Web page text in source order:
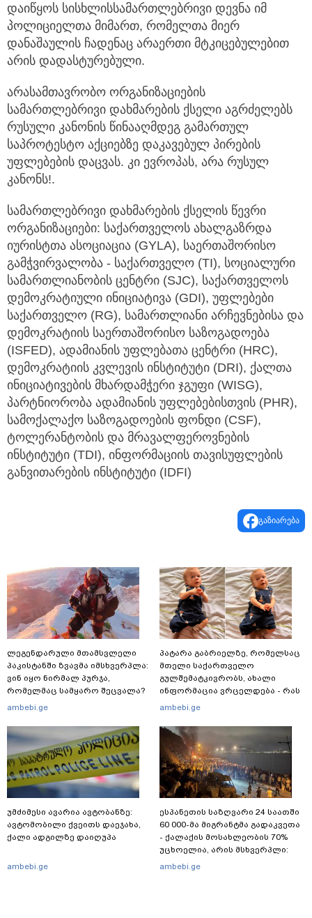
დაიწყოს სისხლისსამართლებრივი დევნა იმ
პოლიციელთა მიმართ, რომელთა მიერ
დანაშაულის ჩადენაც არაერთი მტკიცებულებით
არის დადასტურებული.
არასამთავრობო ორგანიზაციების
სამართლებრივი დახმარების ქსელი აგრძელებს
რუსული კანონის წინააღმდეგ გამართულ
საპროტესტო აქციებზე დაკავებულ პირების
უფლებების დაცვას. კი ევროპას, არა რუსულ
კანონს!.
სამართლებრივი დახმარების ქსელის წევრი
ორგანიზაციები: საქართველოს ახალგაზრდა
იურისტთა ასოციაცია (GYLA), საერთაშორისო
გამჭვირვალობა - საქართველო (TI), სოციალური
სამართლიანობის ცენტრი (SJC), საქართველოს
დემოკრატიული ინიციატივა (GDI), უფლებები
საქართველო (RG), სამართლიანი არჩევნებისა და
დემოკრატიის საერთაშორისო საზოგადოება
(ISFED), ადამიანის უფლებათა ცენტრი (HRC),
დემოკრატიის კვლევის ინსტიტუტი (DRI), ქალთა
ინიციატივების მხარდამჭერი ჯგუფი (WISG),
პარტნიორობა ადამიანის უფლებებისთვის (PHR),
სამოქალაქო საზოგადოების ფონდი (CSF),
ტოლერანტობის და მრავალფეროვნების
ინსტიტუტი (TDI), ინფორმაციის თავისუფლების
განვითარების ინსტიტუტი (IDFI)
გაზიარება
ლეგენდარული მთამსვლელი
პაკისტანში ზვავმა იმსხვერპლა:
ვინ იყო ნირმალ პურჯა,
რომელმაც სამყარო შეცვალა?
ambebi.ge
უმძიმესი ავარია ავტობანზე:
ავტომობილი ქვეითს დაეჯახა,
ქალი ადგილზე დაიღუპა
ambebi.ge
პატარა გაბრიელზე, რომელსაც
მთელი საქართველო
გულშემატკივრობს, ახალი
ინფორმაცია ვრცელდება - რას
წერს ბიჭუნას დედა?
ambebi.ge
ესპანეთის საზღვარი 24 საათში
60 000-მა მიგრანტმა გადაკვეთა
- ქალაქის მოსახლეობის 70%
უცხოელია, არის მსხვერპლი:
ბოლო ცნობები სეუტადან,
ambebi.ge